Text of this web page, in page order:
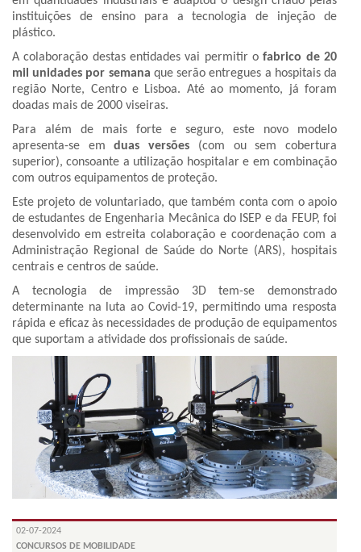
instituições de ensino para a tecnologia de injeção de
plástico.
A colaboração destas entidades vai permitir ofabrico de 20
mil unidades por semana que serão entregues a hospitais da
região Norte, Centro e Lisboa. Até ao momento, já foram
doadas mais de 2000 viseiras.
Para além de mais forte e seguro, este novo modelo
apresenta-se em duas versões (com ou sem cobertura
superior), consoante a utilização hospitalar e em combinação
com outros equipamentos de proteção.
Este projeto de voluntariado, que também conta com o apoio
de estudantes de Engenharia Mecânica do ISEP e da FEUP, foi
desenvolvido em estreita colaboração e coordenação com a
Administração Regional de Saúde do Norte (ARS), hospitais
centrais e centros de saúde.
A tecnologia de impressão 3D tem-se demonstrado
determinante na luta ao Covid-19, permitindo uma resposta
rápida e eficaz às necessidades de produção de equipamentos
que suportam a atividade dos profissionais de saúde.
02-07-2024
CONCURSOS DE MOBILIDADE